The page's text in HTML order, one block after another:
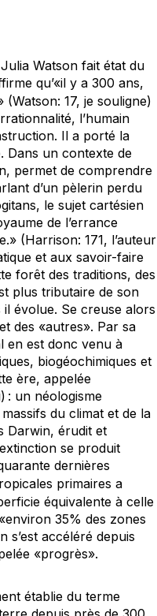
Watson fait état du
qu’«il y a 300 ans,
(Watson: 17, je souligne)
l’humain
Il a porté la
Dans un contexte de
permet de comprendre
d’un pèlerin perdu
, le sujet cartésien
de l’errance
(Harrison: 171, l’auteur
et aux savoir-faire
forêt des traditions, des
plus tributaire de son
évolue. Se creuse alors
des «autres». Par sa
en est donc venu à
biogéochimiques et
ère, appelée
: un néologisme
du climat et de la
Darwin, érudit et
se produit
dernières
primaires a
équivalente à celle
35% des zones
s’est accéléré depuis
«progrès».
établie du terme